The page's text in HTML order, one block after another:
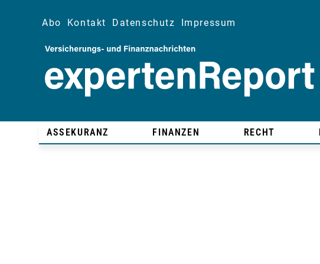
Abo Kontakt Datenschutz Impressum
ASSEKURANZ FINANZEN RECHT